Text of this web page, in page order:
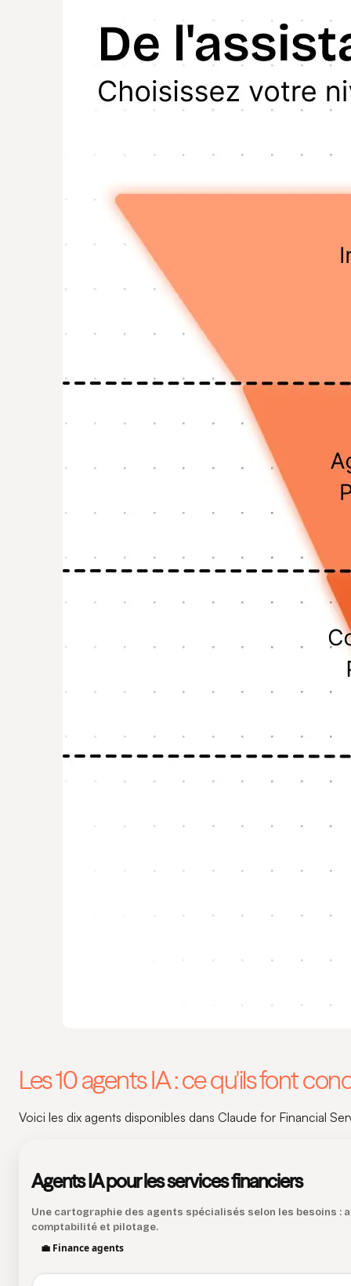
Les 10 agents IA : ce qu'ils font
Voici les dix agents disponibles dans Claude for Financial
Agents IA pour les services financiers
Une cartographie des agents spécialisés selon les besoins
comptabilité et pilotage.
💼 Finance agents